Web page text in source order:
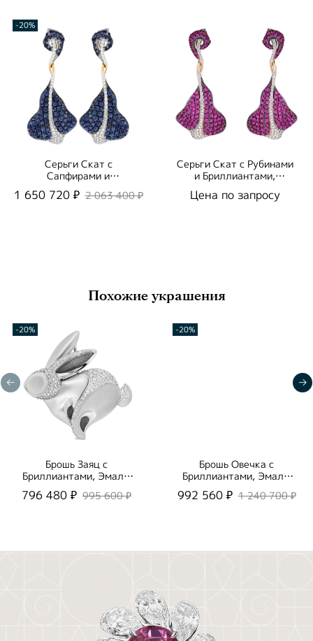
-20%
Серьги Скат с
Сапфирами и
Бриллиантами, E0059-
0/1
1 650 720 ₽ 2 063 400 ₽
Серьги Скат с Рубинами
и Бриллиантами,
Цена по запросу
Похожие украшения
-20%
Брошь Заяц с
Бриллиантами, Эмаль,
Brs0269-6/1
796 480 ₽ 995 600 ₽
-20%
Брошь Овечка с
Бриллиантами, Эмаль,
Brs0269-0/5
992 560 ₽ 1 240 700 ₽